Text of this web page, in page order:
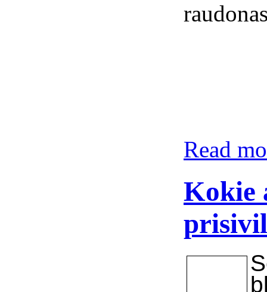
Read
Kokie